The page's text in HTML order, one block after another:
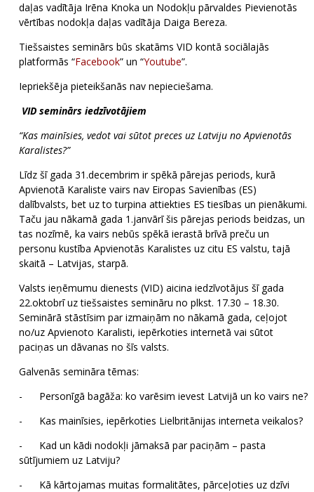
daļas vadītāja Irēna Knoka un Nodokļu pārvaldes Pievienotās
vērtības nodokļa daļas vadītāja Daiga Bereza.
Tiešsaistes seminārs būs skatāms VID kontā sociālajās
platformās “Facebook” un “Youtube”.
Iepriekšēja pieteikšanās nav nepieciešama.
VID seminārs iedzīvotājiem
“Kas mainīsies, vedot vai sūtot preces uz Latviju no Apvienotās
Karalistes?”
Līdz šī gada 31.decembrim ir spēkā pārejas periods, kurā
Apvienotā Karaliste vairs nav Eiropas Savienības (ES)
dalībvalsts, bet uz to turpina attiekties ES tiesības un pienākumi.
Taču jau nākamā gada 1.janvārī šis pārejas periods beidzas, un
tas nozīmē, ka vairs nebūs spēkā ierastā brīvā preču un
personu kustība Apvienotās Karalistes uz citu ES valstu, tajā
skaitā – Latvijas, starpā.
Valsts ieņēmumu dienests (VID) aicina iedzīvotājus šī gada
22.oktobrī uz tiešsaistes semināru no plkst. 17.30 – 18.30.
Seminārā stāstīsim par izmaiņām no nākamā gada, ceļojot
no/uz Apvienoto Karalisti, iepērkoties internetā vai sūtot
paciņas un dāvanas no šīs valsts.
Galvenās semināra tēmas:
- Personīgā bagāža: ko varēsim ievest Latvijā un ko vairs ne?
- Kas mainīsies, iepērkoties Lielbritānijas interneta veikalos?
- Kad un kādi nodokļi jāmaksā par paciņām – pasta
sūtījumiem uz Latviju?
- Kā kārtojamas muitas formalitātes, pārceļoties uz dzīvi